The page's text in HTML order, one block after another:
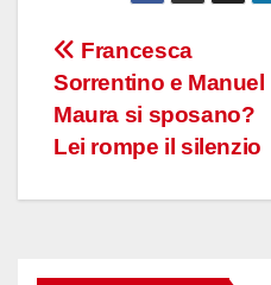
Navigazione
articoli
Francesca
Sorrentino e Manuel
Maura si sposano?
Lei rompe il silenzio